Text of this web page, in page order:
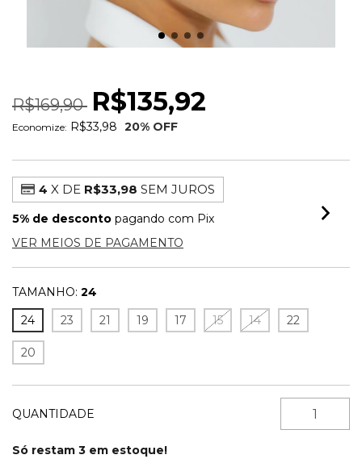
R$169,90 R$135,92
Economize: R$33,98 20% OFF
4 X DE R$33,98 SEM JUROS
5% de desconto pagando com Pix
VER MEIOS DE PAGAMENTO
TAMANHO: 24
24
23 21 19 17 15 14 22
20
QUANTIDADE
Só restam 3 em estoque!